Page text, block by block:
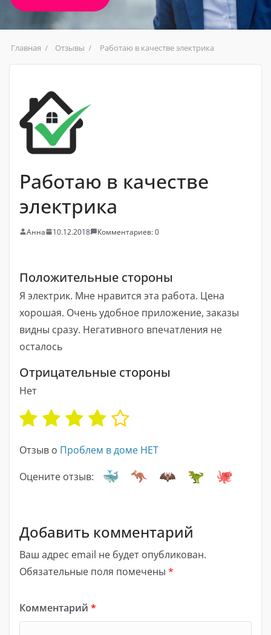
Главная Отзывы Работаю в качестве электрика
Работаю в качестве
электрика
Анна 10.12.2018 Комментариев: 0
Положительные стороны
Я электрик. Мне нравится эта работа. Цена
хорошая. Очень удобное приложение, заказы
видны сразу. Негативного впечатления не
осталось
Отрицательные стороны
Нет
Отзыв о Проблем в доме НЕТ
Оцените отзыв:
Добавить комментарий
Ваш адрес email не будет опубликован.
Обязательные поля помечены *
Комментарий *